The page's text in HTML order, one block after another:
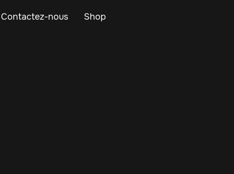
Contactez-nous Shop